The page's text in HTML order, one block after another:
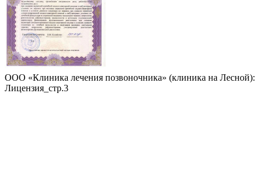
ООО «Клиника лечения позвоночника» (клиника на Лесной):
Лицензия_стр.3